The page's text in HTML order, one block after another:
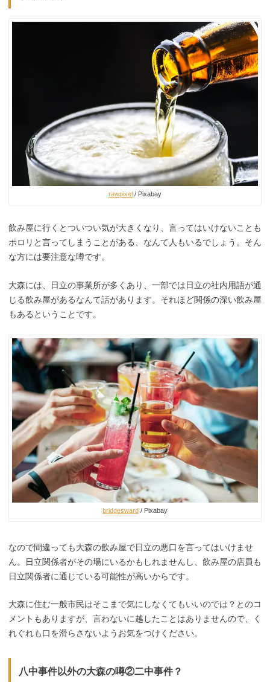
rawpixel / Pixabay
飲み屋に行くとついつい気が大きくなり、言ってはいけないことも
ポロリと言ってしまうことがある、なんて人もいるでしょう。そん
な方には要注意な噂です。
大森には、日立の事業所が多くあり、一部では日立の社内用語が通
じる飲み屋があるなんて話があります。それほど関係の深い飲み屋
もあるということです。
bridgesward / Pixabay
なので間違っても大森の飲み屋で日立の悪口を言ってはいけませ
ん。日立関係者がその場にいるかもしれませんし、飲み屋の店員も
日立関係者に通じている可能性が高いからです。
大森に住む一般市民はそこまで気にしなくてもいいのでは？とのコ
メントもありますが、言わないに越したことはありませんので、く
れぐれも口を滑らさないようお気をつけください。
八中事件以外の大森の噂②二中事件？